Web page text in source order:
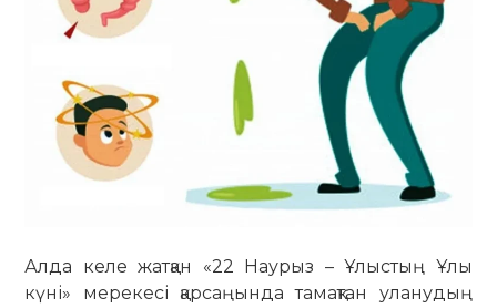
Алда келе жатқан «22 Наурыз – Ұлыстың Ұлы
күні» мерекесі қарсаңында тамақтан уланудың